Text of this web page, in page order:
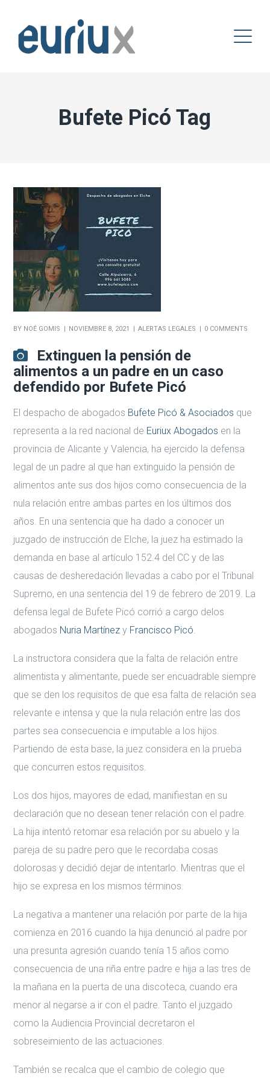
Bufete Picó Tag
BY NOÉ GOMIS NOVIEMBRE 8, 2021 ALERTAS LEGALES 0 COMMENTS
Extinguen la pensión de
alimentos a un padre en un caso
defendido por Bufete Picó
El despacho de abogados Bufete Picó & Asociados que
representa a la red nacional de Euriux Abogados en la
provincia de Alicante y Valencia, ha ejercido la defensa
legal de un padre al que han extinguido la pensión de
alimentos ante sus dos hijos como consecuencia de la
nula relación entre ambas partes en los últimos dos
años. En una sentencia que ha dado a conocer un
juzgado de instrucción de Elche, la juez ha estimado la
demanda en base al artículo 152.4 del CC y de las
causas de desheredación llevadas a cabo por el Tribunal
Supremo, en una sentencia del 19 de febrero de 2019. La
defensa legal de Bufete Picó corrió a cargo delos
abogados Nuria Martínezy Francisco Picó.
La instructora considera que la falta de relación entre
alimentista y alimentante, puede ser encuadrable siempre
que se den los requisitos de que esa falta de relación sea
relevante e intensa y que la nula relación entre las dos
partes sea consecuencia e imputable a los hijos.
Partiendo de esta base, la juez considera en la prueba
que concurren estos requisitos.
Los dos hijos, mayores de edad, manifiestan en su
declaración que no desean tener relación con el padre.
La hija intentó retomar esa relación por su abuelo y la
pareja de su padre pero que le recordaba cosas
dolorosas y decidió dejar de intentarlo. Mientras que el
hijo se expresa en los mismos términos.
La negativa a mantener una relación por parte de la hija
comienza en 2016 cuando la hija denunció al padre por
una presunta agresión cuando tenía 15 años como
consecuencia de una riña entre padre e hija a las tres de
la mañana en la puerta de una discoteca, cuando era
menor al negarse a ir con el padre. Tanto el juzgado
como la Audiencia Provincial decretaron el
sobreseimiento de las actuaciones.
También se recalca que el cambio de colegio que